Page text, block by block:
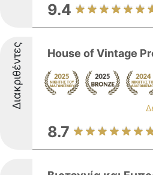
9.4
Διακριθέντες House of Vintage
8.7